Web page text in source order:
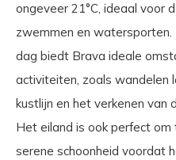
ongeveer 21°C, ideaal voor
zwemmen en
dag biedt Brava ideale
activiteiten, zoals wandelen
kustlijn en het verkenen van
Het eiland is ook perfect
serene schoonheid voordat